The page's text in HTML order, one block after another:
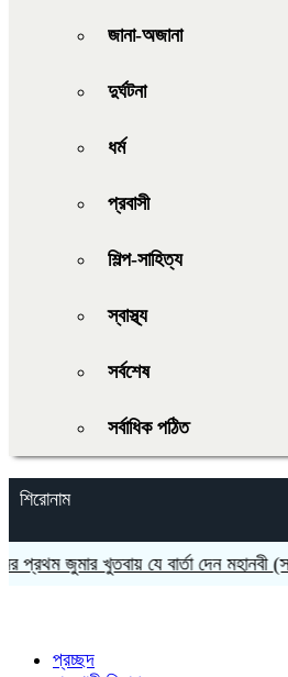
জানা-অজানা
দুর্ঘটনা
ধর্ম
প্রবাসী
শিল্প-সাহিত্য
স্বাস্থ্য
সর্বশেষ
সর্বাধিক পঠিত
শিরোনাম
জুমার খুতবায় যে বার্তা দেন মহানবী (সা.)
প্রচ্ছদ